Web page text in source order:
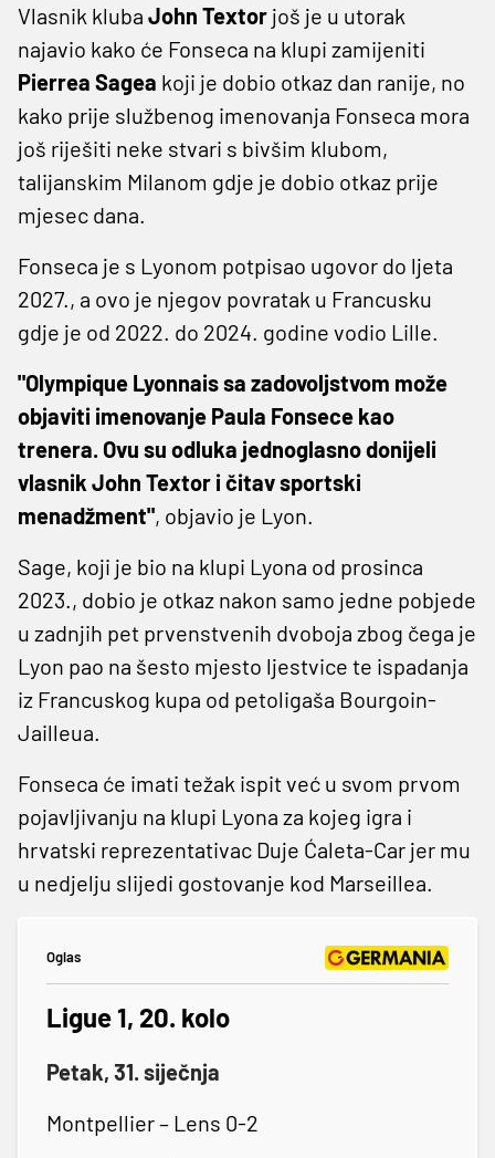
Vlasnik kluba John Textor još je u utorak
najavio kako će Fonseca na klupi zamijeniti
Pierrea Sagea koji je dobio otkaz dan ranije, no
kako prije službenog imenovanja Fonseca mora
još riješiti neke stvari s bivšim klubom,
talijanskim Milanom gdje je dobio otkaz prije
mjesec dana.
Fonseca je s Lyonom potpisao ugovor do ljeta
2027., a ovo je njegov povratak u Francusku
gdje je od 2022. do 2024. godine vodio Lille.
"Olympique Lyonnais sa zadovoljstvom može
objaviti imenovanje Paula Fonsece kao
trenera. Ovu su odluka jednoglasno donijeli
vlasnik John Textor i čitav sportski
menadžment", objavio je Lyon.
Sage, koji je bio na klupi Lyona od prosinca
2023., dobio je otkaz nakon samo jedne pobjede
u zadnjih pet prvenstvenih dvoboja zbog čega je
Lyon pao na šesto mjesto ljestvice te ispadanja
iz Francuskog kupa od petoligaša Bourgoin-
Jailleua.
Fonseca će imati težak ispit već u svom prvom
pojavljivanju na klupi Lyona za kojeg igra i
hrvatski reprezentativac Duje Ćaleta-Car jer mu
u nedjelju slijedi gostovanje kod Marseillea.
Oglas
Ligue 1, 20. kolo
Petak, 31. siječnja
Montpellier – Lens 0-2